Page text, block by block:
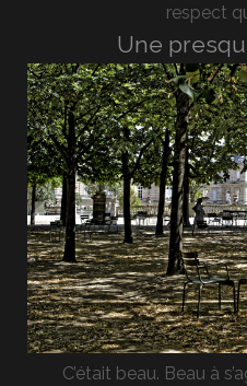
respect
Une
C’était beau. Beau à